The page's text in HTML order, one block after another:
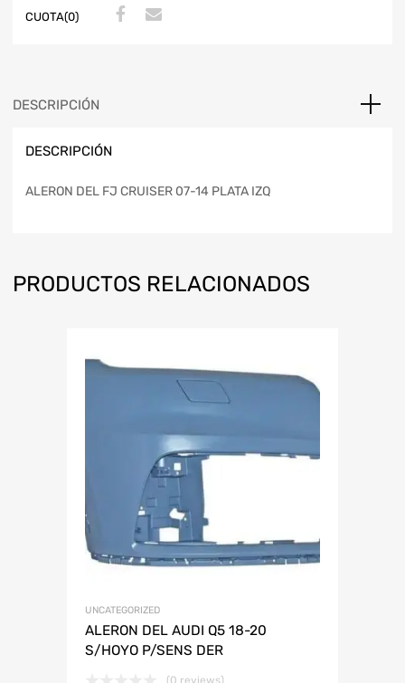
CUOTA(0)
DESCRIPCIÓN
DESCRIPCIÓN
ALERON DEL FJ CRUISER 07-14 PLATA IZQ
PRODUCTOS RELACIONADOS
UNCATEGORIZED
ALERON DEL AUDI Q5 18-20
S/HOYO P/SENS DER
(0 reviews)